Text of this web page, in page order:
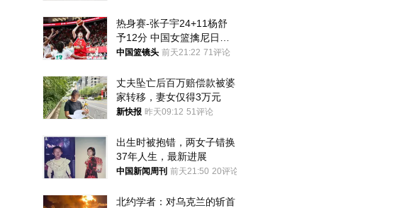
热身赛-张子宇24+11杨舒
予12分 中国女篮擒尼日利
亚
中国篮镜头 前天21:22 71评论
丈夫坠亡后百万赔偿款被婆
家转移，妻女仅得3万元
新快报 昨天09:12 51评论
出生时被抱错，两女子错换
37年人生，最新进展
中国新闻周刊 前天21:50 20评论
北约学者：对乌克兰的斩首